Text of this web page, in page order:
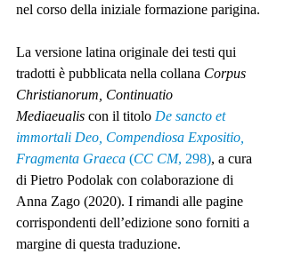
nel corso della iniziale formazione parigina.
La versione latina originale dei testi qui
tradotti è pubblicata nella collana Corpus
Christianorum, Continuatio
Mediaeualis con il titolo De sancto et
immortali Deo, Compendiosa Expositio,
Fragmenta Graeca (CC CM, 298), a cura
di Pietro Podolak con colaborazione di
Anna Zago (2020). I rimandi alle pagine
corrispondenti dell’edizione sono forniti a
margine di questa traduzione.